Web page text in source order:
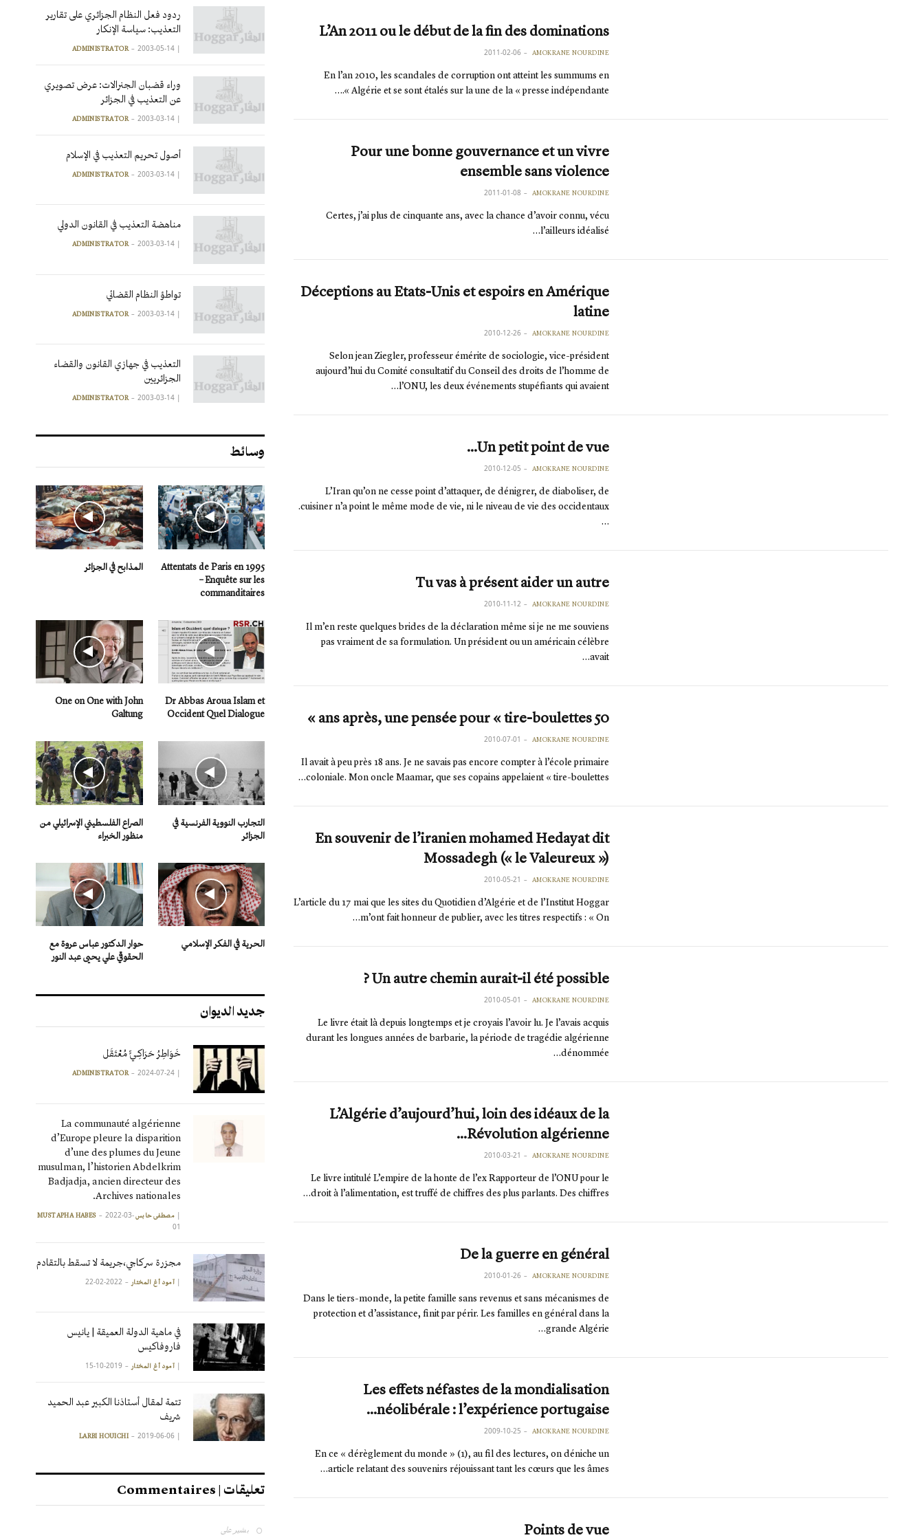
L’An 2011 ou le début de la fin des dominations
AMOKRANE NOURDINE
2011-02-06
En l’an 2010, les scandales de corruption ont atteint les summums en
Algérie et se sont étalés sur la une de la « presse indépendante ».…
Pour une bonne gouvernance et un vivre
ensemble sans violence
AMOKRANE NOURDINE
2011-01-08
Certes, j’ai plus de cinquante ans, avec la chance d’avoir connu, vécu
l’ailleurs idéalisé…
Déceptions au Etats-Unis et espoirs en Amérique
latine
AMOKRANE NOURDINE
2010-12-26
Selon jean Ziegler, professeur émérite de sociologie, vice-président
aujourd’hui du Comité consultatif du Conseil des droits de l’homme de
l’ONU, les deux événements stupéfiants qui avaient…
Un petit point de vue…
AMOKRANE NOURDINE
2010-12-05
L’Iran qu’on ne cesse point d’attaquer, de dénigrer, de diaboliser, de
cuisiner n’a point le même mode de vie, ni le niveau de vie des occidentaux.
…
Tu vas à présent aider un autre
AMOKRANE NOURDINE
2010-11-12
Il m’en reste quelques brides de la déclaration même si je ne me souviens
pas vraiment de sa formulation. Un président ou un américain célèbre
avait…
50 ans après, une pensée pour « tire-boulettes »
AMOKRANE NOURDINE
2010-07-01
Il avait à peu près 18 ans. Je ne savais pas encore compter à l’école primaire
coloniale. Mon oncle Maamar, que ses copains appelaient « tire-boulettes…
En souvenir de l’iranien mohamed Hedayat dit
Mossadegh (« le Valeureux »)
AMOKRANE NOURDINE
2010-05-21
L’article du 17 mai que les sites du Quotidien d’Algérie et de l’Institut Hoggar
m’ont fait honneur de publier, avec les titres respectifs : « On…
Un autre chemin aurait-il été possible ?
AMOKRANE NOURDINE
2010-05-01
Le livre était là depuis longtemps et je croyais l’avoir lu. Je l’avais acquis
durant les longues années de barbarie, la période de tragédie algérienne
dénommée…
L’Algérie d’aujourd’hui, loin des idéaux de la
Révolution algérienne…
AMOKRANE NOURDINE
2010-03-21
Le livre intitulé L’empire de la honte de l’ex Rapporteur de l’ONU pour le
droit à l’alimentation, est truffé de chiffres des plus parlants. Des chiffres…
De la guerre en général
AMOKRANE NOURDINE
2010-01-26
Dans le tiers-monde, la petite famille sans revenus et sans mécanismes de
protection et d’assistance, finit par périr. Les familles en général dans la
grande Algérie…
Les effets néfastes de la mondialisation
néolibérale : l’expérience portugaise…
AMOKRANE NOURDINE
2009-10-25
En ce « dérèglement du monde » (1), au fil des lectures, on déniche un
article relatant des souvenirs réjouissant tant les cœurs que les âmes…
Points de vue
ردود فعل النظام الجزائري على تقارير
التعذيب: سياسة الإنكار
|
ADMINISTRATOR 2003-05-14
وراء قضبان الجنرالات: عرض تصويري
عن التعذيب في الجزائر
|
ADMINISTRATOR 2003-03-14
أصول تحريم التعذيب في الإسلام
|
ADMINISTRATOR 2003-03-14
مناهضة التعذيب في القانون الدولي
|
ADMINISTRATOR 2003-03-14
تواطؤ النظام القضائي
|
ADMINISTRATOR 2003-03-14
التعذيب في جهازي القانون والقضاء
الجزائريين
|
ADMINISTRATOR 2003-03-14
وسائط
Attentats de Paris en 1995
– Enquête sur les
commanditaires
المذابح في الجزائر
Dr Abbas Aroua Islam et
Occident Quel Dialogue
One on One with John
Galtung
التجارب النووية الفرنسية في
الجزائر
الصراع الفلسطيني الإسرائيلي من
منظور الخبراء
الحرية في الفكر الإسلامي
حوار الدكتور عباس عروة مع
الحقوقي علي يحيى عبد النور
جديد الديوان
خَوَاطِرُ حَرَاكِـيٍّ مُعْتَقَل
|
ADMINISTRATOR 2024-07-24
La communauté algérienne
d’Europe pleure la disparition
d’une des plumes du Jeune
musulman, l’historien Abdelkrim
Badjadja, ancien directeur des
Archives nationales.
| مصطفى حابس MUSTAPHA HABES2022-03-
01
مجزرة سركاجي،جريمة لا تسقط بالتقادم
| آمود أغ المختار 2022-02-22
في ماهية الدولة العميقة | يانيس
فاروفاكيس
| آمود أغ المختار 2019-10-15
تتمة لمقال أستاذنا الكبير عبد الحميد
شريف
|
LARBI HOUICHI 2019-06-06
تعليقات | Commentaires
بشير على